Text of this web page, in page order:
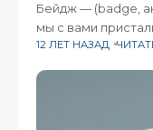
Бейдж — (badge,
мы с вами
геймификации,
награды, знаки
12 ЛЕТ НАЗАД